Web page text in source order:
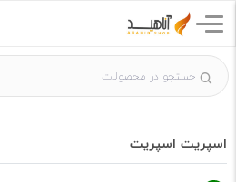
اسپریت اسپریت